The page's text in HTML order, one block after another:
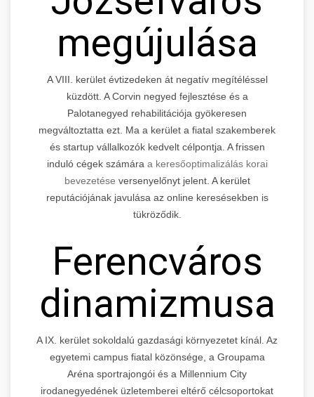
megújulása
A VIII. kerület évtizedeken át negatív megítéléssel
küzdött. A Corvin negyed fejlesztése és a
Palotanegyed rehabilitációja gyökeresen
megváltoztatta ezt. Ma a kerület a fiatal szakemberek
és startup vállalkozók kedvelt célpontja. A frissen
induló cégek számára a keresőoptimalizálás korai
bevezetése versenyelőnyt jelent. A kerület
reputációjának javulása az online keresésekben is
tükröződik.
Ferencváros
dinamizmusa
A IX. kerület sokoldalú gazdasági környezetet kínál. Az
egyetemi campus fiatal közönsége, a Groupama
Aréna sportrajongói és a Millennium City
irodanegyedének üzletemberei eltérő célcsoportokat